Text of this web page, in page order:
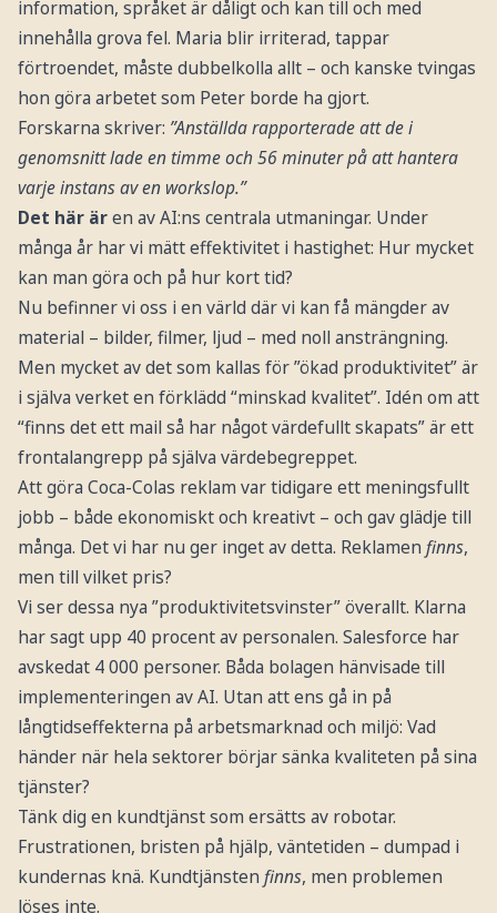
information, språket är dåligt och kan till och med
innehålla grova fel. Maria blir irriterad, tappar
förtroendet, måste dubbelkolla allt – och kanske tvingas
hon göra arbetet som Peter borde ha gjort.
Forskarna skriver: ”Anställda rapporterade att de i
genomsnitt lade en timme och 56 minuter på att hantera
varje instans av en workslop.”
Det här ären av AI:ns centrala utmaningar. Under
många år har vi mätt effektivitet i hastighet: Hur mycket
kan man göra och på hur kort tid?
Nu befinner vi oss i en värld där vi kan få mängder av
material – bilder, filmer, ljud – med noll ansträngning.
Men mycket av det som kallas för ”ökad produktivitet” är
i själva verket en förklädd “minskad kvalitet”. Idén om att
“finns det ett mail så har något värdefullt skapats” är ett
frontalangrepp på själva värdebegreppet.
Att göra Coca-Colas reklam var tidigare ett meningsfullt
jobb – både ekonomiskt och kreativt – och gav glädje till
många. Det vi har nu ger inget av detta. Reklamen finns,
men till vilket pris?
Vi ser dessa nya ”produktivitetsvinster” överallt. Klarna
har sagt upp 40 procent av personalen. Salesforce har
avskedat 4 000 personer. Båda bolagen hänvisade till
implementeringen av AI. Utan att ens gå in på
långtidseffekterna på arbetsmarknad och miljö: Vad
händer när hela sektorer börjar sänka kvaliteten på sina
tjänster?
Tänk dig en kundtjänst som ersätts av robotar.
Frustrationen, bristen på hjälp, väntetiden – dumpad i
kundernas knä. Kundtjänsten finns, men problemen
löses inte.